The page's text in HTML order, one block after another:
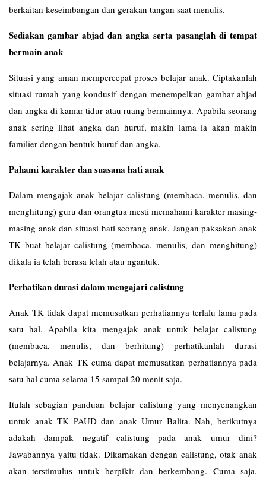
berkaitan keseimbangan dan gerakan tangan saat menulis.
Sediakan gambar abjad dan angka serta pasanglah di tempat
bermain anak
Situasi yang aman mempercepat proses belajar anak. Ciptakanlah
situasi rumah yang kondusif dengan menempelkan gambar abjad
dan angka di kamar tidur atau ruang bermainnya. Apabila seorang
anak sering lihat angka dan huruf, makin lama ia akan makin
familier dengan bentuk huruf dan angka.
Pahami karakter dan suasana hati anak
Dalam mengajak anak belajar calistung (membaca, menulis, dan
menghitung) guru dan orangtua mesti memahami karakter masing-
masing anak dan situasi hati seorang anak. Jangan paksakan anak
TK buat belajar calistung (membaca, menulis, dan menghitung)
dikala ia telah berasa lelah atau ngantuk.
Perhatikan durasi dalam mengajari calistung
Anak TK tidak dapat memusatkan perhatiannya terlalu lama pada
satu hal. Apabila kita mengajak anak untuk belajar calistung
(membaca, menulis, dan berhitung) perhatikanlah durasi
belajarnya. Anak TK cuma dapat memusatkan perhatiannya pada
satu hal cuma selama 15 sampai 20 menit saja.
Itulah sebagian panduan belajar calistung yang menyenangkan
untuk anak TK PAUD dan anak Umur Balita. Nah, berikutnya
adakah dampak negatif calistung pada anak umur dini?
Jawabannya yaitu tidak. Dikarnakan dengan calistung, otak anak
akan terstimulus untuk berpikir dan berkembang. Cuma saja,